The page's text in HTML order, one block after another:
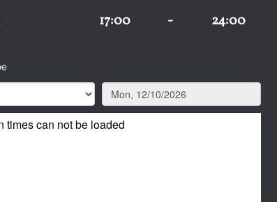
17:00 - 24:00